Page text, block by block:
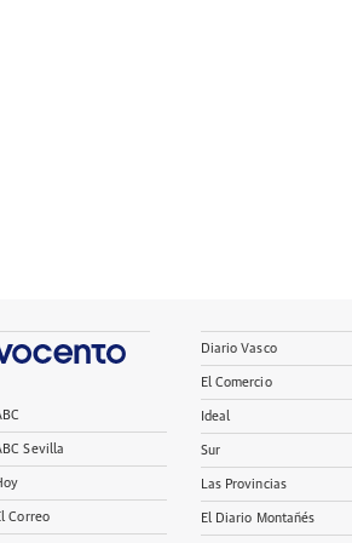
Sevilla
Correo
Diario Vasco
El Comercio
Ideal
Sur
Las Provincias
El Diario Montañés